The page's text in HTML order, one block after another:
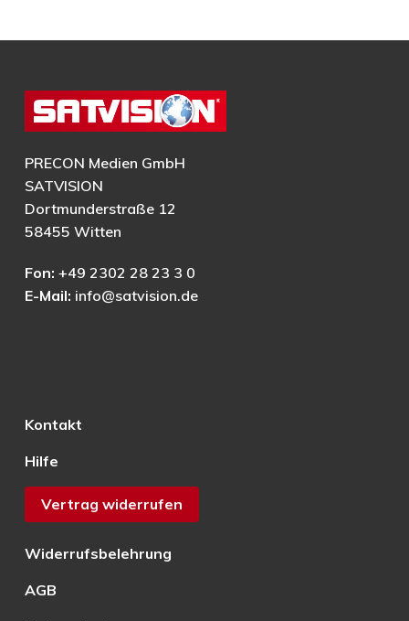
PRECON Medien GmbH
SATVISION
Dortmunderstraße 12
58455 Witten
Fon: +49 2302 28 23 3 0
E-Mail: info@satvision.de
Kontakt
Hilfe
Vertrag widerrufen
Widerrufsbelehrung
AGB